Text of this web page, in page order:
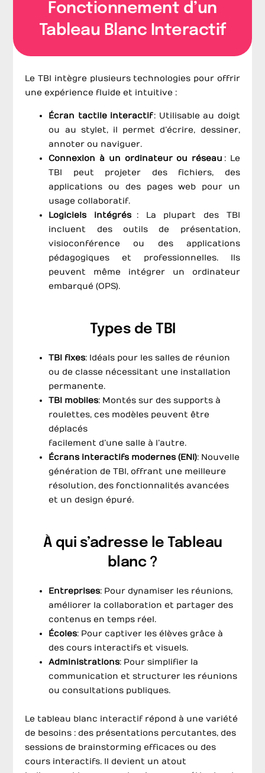
Fonctionnement d’un
Tableau Blanc Interactif
Le TBI intègre plusieurs technologies pour offrir
une expérience fluide et intuitive :
Écran tactile interactif: Utilisable au doigt
ou au stylet, il permet d’écrire, dessiner,
annoter ou naviguer.
Connexion à un ordinateur ou réseau : Le
TBI peut projeter des fichiers, des
applications ou des pages web pour un
usage collaboratif.
Logiciels intégrés : La plupart des TBI
incluent des outils de présentation,
visioconférence ou des applications
pédagogiques et professionnelles. Ils
peuvent même intégrer un ordinateur
embarqué (OPS).
Types de TBI
TBI fixes: Idéals pour les salles de réunion
ou de classe nécessitant une installation
permanente.
TBI mobiles: Montés sur des supports à
roulettes, ces modèles peuvent être
déplacés
facilement d’une salle à l’autre.
Écrans interactifs modernes (ENI): Nouvelle
génération de TBI, offrant une meilleure
résolution, des fonctionnalités avancées
et un design épuré.
À qui s’adresse le Tableau
blanc ?
Entreprises: Pour dynamiser les réunions,
améliorer la collaboration et partager des
contenus en temps réel.
Écoles: Pour captiver les élèves grâce à
des cours interactifs et visuels.
Administrations: Pour simplifier la
communication et structurer les réunions
ou consultations publiques.
Le tableau blanc interactif répond à une variété
de besoins : des présentations percutantes, des
sessions de brainstorming efficaces ou des
cours interactifs. Il devient un atout